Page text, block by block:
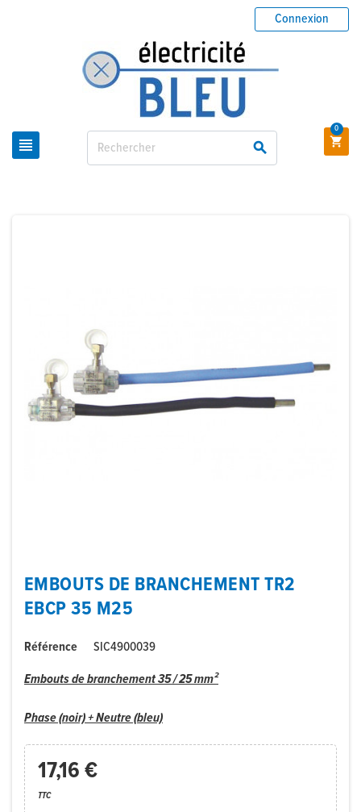
 
Connexion

0
EMBOUTS DE BRANCHEMENT TR2
EBCP 35 M25
Référence
SIC4900039
Embouts de branchement 35 / 25 mm²
Phase (noir) + Neutre (bleu)
17,16 €
TTC